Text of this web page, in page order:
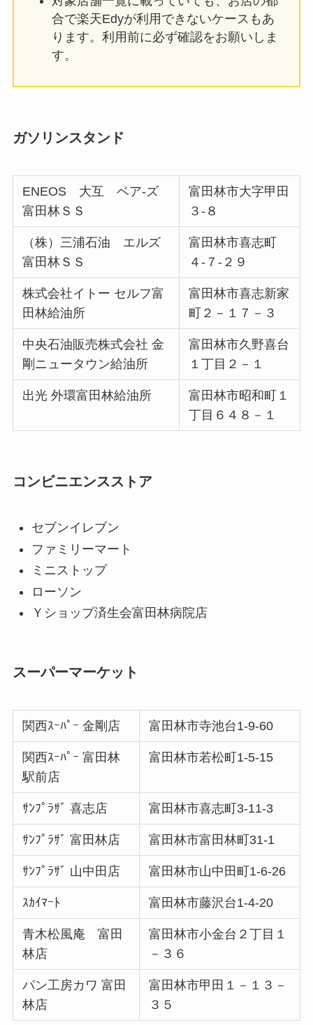
合で楽天Edyが利用できないケースもあ
ります。利用前に必ず確認をお願いしま
す。
ガソリンスタンド
ENEOS 大互 ベア‐ズ
富田林ＳＳ
富田林市大字甲田
３‐８
（株）三浦石油 エルズ
富田林ＳＳ
富田林市喜志町
４‐７‐２９
株式会社イトー セルフ富
田林給油所
富田林市喜志新家
町２－１７－３
中央石油販売株式会社 金
剛ニュータウン給油所
富田林市久野喜台
１丁目２－１
出光 外環富田林給油所
富田林市昭和町１
丁目６４８－１
コンビニエンスストア
セブンイレブン
ファミリーマート
ミニストップ
ローソン
Ｙショップ済生会富田林病院店
スーパーマーケット
関西ｽｰﾊﾟｰ 金剛店 富田林市寺池台1-9-60
関西ｽｰﾊﾟｰ 富田林
駅前店
富田林市若松町1-5-15
ｻﾝﾌﾟﾗｻﾞ 喜志店 富田林市喜志町3-11-3
ｻﾝﾌﾟﾗｻﾞ 富田林店 富田林市富田林町31-1
ｻﾝﾌﾟﾗｻﾞ 山中田店 富田林市山中田町1-6-26
ｽｶｲﾏｰﾄ 富田林市藤沢台1-4-20
青木松風庵 富田
林店
富田林市小金台２丁目１
－３６
パン工房カワ 富田
林店
富田林市甲田１－１３－
３５